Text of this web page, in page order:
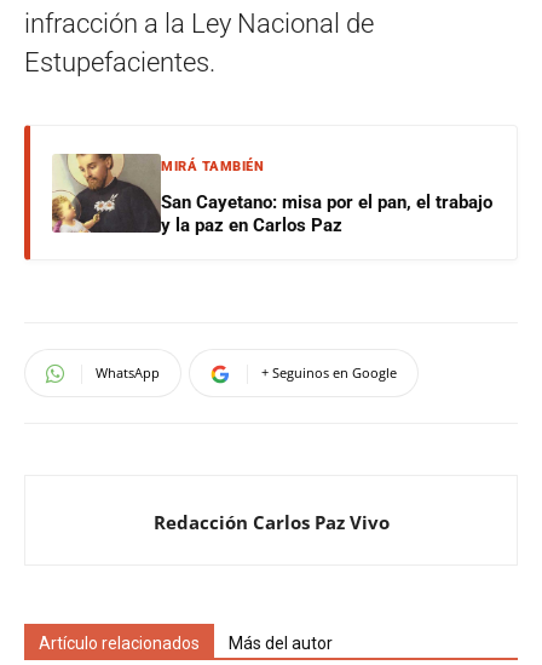
infracción a la Ley Nacional de
Estupefacientes.
MIRÁ TAMBIÉN
San Cayetano: misa por el pan, el trabajo
y la paz en Carlos Paz
WhatsApp + Seguinos en Google
Redacción Carlos Paz Vivo
Artículo relacionados Más del autor